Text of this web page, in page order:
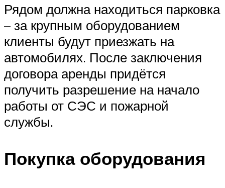
Рядом должна находиться парковка
– за крупным оборудованием
клиенты будут приезжать на
автомобилях. После заключения
договора аренды придётся
получить разрешение на начало
работы от СЭС и пожарной
службы.
Покупка оборудования